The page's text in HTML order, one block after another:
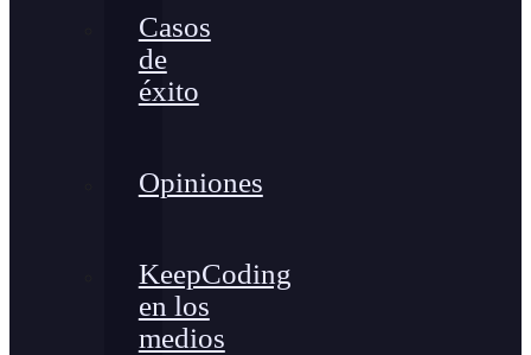
Casos
de
éxito
Opiniones
KeepCoding
en los
medios